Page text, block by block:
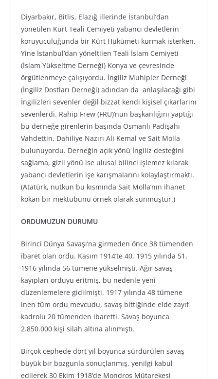
Diyarbakır, Bitlis, Elazığ illerinde İstanbul’dan
yönetilen Kürt Teali Cemiyeti yabancı devletlerin
koruyuculuğunda bir Kürt Hükümeti kurmak isterken,
Yine İstanbul’dan yöneltilen Teali İslam Cemiyeti
(İslam Yükseltme Derneği) Konya ve çevresinde
örgütlenmeye çalışıyordu. İngiliz Muhipler Derneği
(İngiliz Dostları Derneği) adından da anlaşılacağı gibi
İngilizleri sevenler değil bizzat kendi kişisel çıkarlarını
sevenlerdi. Rahip Frew (FRU)’nun başkanlığını yaptığı
bu derneğe girenlerin başında Osmanlı Padişahı
Vahdettin, Dahiliye Nazırı Ali Kemal ve Sait Molla
bulunuyordu. Derneğin açık yönü İngiliz desteğini
sağlama, gizli yönü ise ulusal bilinci işlemez kılarak
yabancı devletlerin işe karışmalarını kolaylaştırmaktı.
(Atatürk, nutkun bu kısmında Sait Molla’nın ihanet
kokan bir mektubunu örnek olarak sunmuştur.)
ORDUMUZUN DURUMU
Birinci Dünya Savaşı’na girmeden önce 38 tümenden
ibaret olan ordu. Kasım 1914’te 40, 1915 yılında 51,
1916 yılında 56 tümene yükselmişti. Ağır savaş
kayıpları orduyu eritmiş, bu nedenle yeni
düzenlemelere gidilmişti. 1917 yılında 48 tümene
inen tüm ordu mevcudu, savaş bittiğinde elde zayıf
kadrolu 20 tümenden ibaretti. Savaş boyunca
2.850.000 kişi silah altına alınmıştı.
Birçok cephede dört yıl boyunca sürdürülen savaş
büyük bir bozgunla sonuçlanmış, yenilgi kabul
edilerek 30 Ekim 1918’de Mondros Mütarekesi